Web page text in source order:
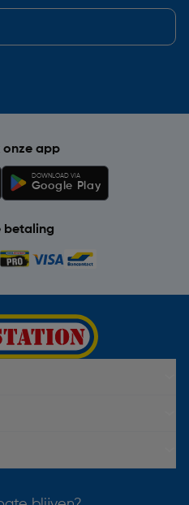
onze app
DOWNLOAD VIA
Google Play
betaling